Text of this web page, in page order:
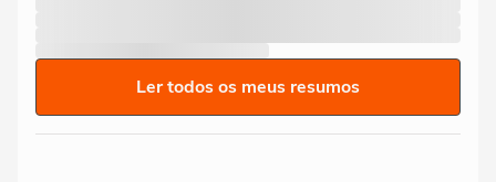
Ler todos os meus resumos